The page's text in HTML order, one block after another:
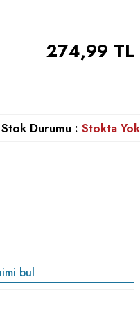
274,99 TL
Stok Durumu : Stokta Yok
bul